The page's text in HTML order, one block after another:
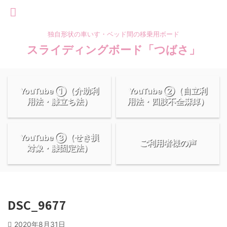
独自形状の車いす・ベッド間の移乗用ボード
スライディングボード「つばさ」
YouTube ①（介助利
用法・膝立ち法）
YouTube ②（自立利
用法・四肢不全麻痺）
YouTube ③（せき損
対象・膝固定法）
ご利用者様の声
DSC_9677
2020年8月31日